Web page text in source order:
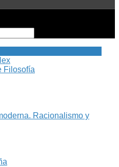
Filosofía
Racionalismo y